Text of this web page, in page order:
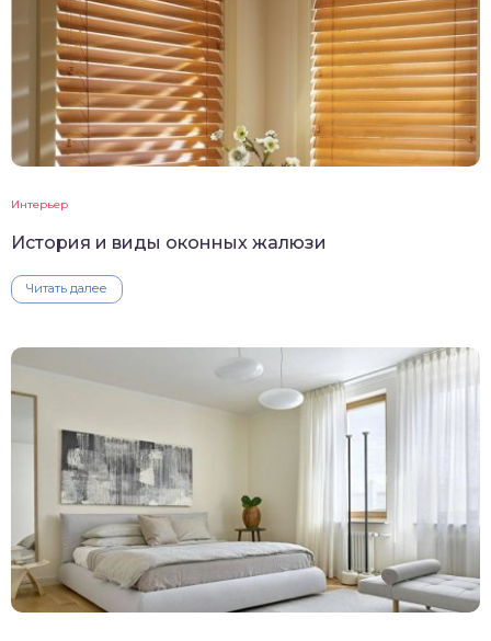
Интерьер
История и виды оконных жалюзи
Читать далее